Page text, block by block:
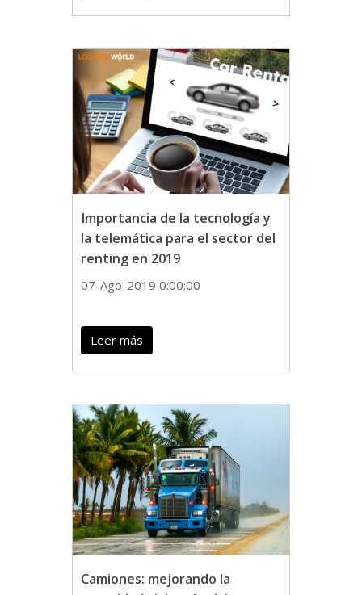
Importancia de la tecnología y
la telemática para el sector del
renting en 2019
07-Ago-2019 0:00:00
Leer más
Camiones: mejorando la